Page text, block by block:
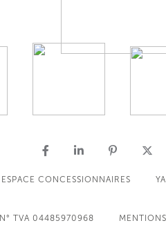
ESPACE CONCESSIONNAIRES
N° TVA 04485970968